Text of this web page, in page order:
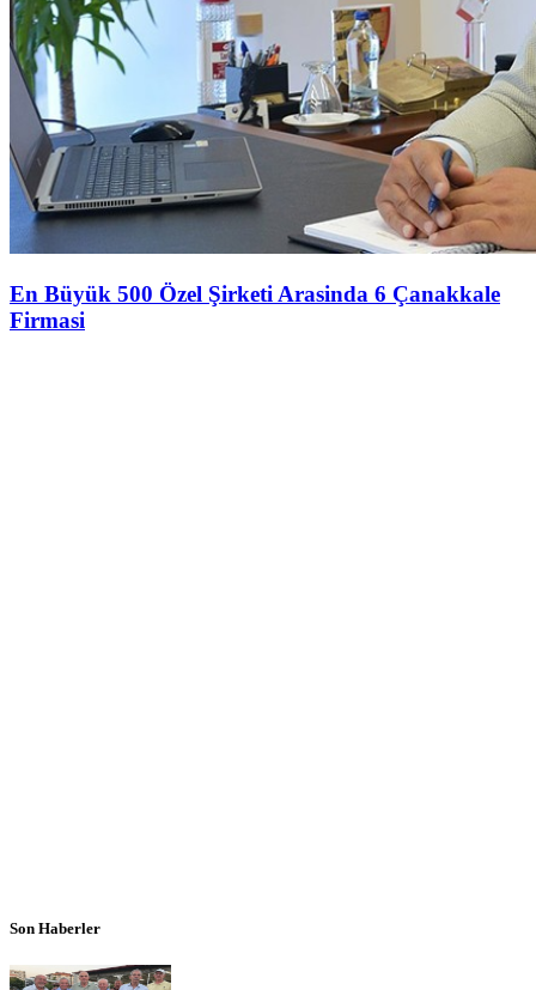
En Büyük 500 Özel Şirketi Arasinda 6 Çanakkale
Firmasi
Son Haberler